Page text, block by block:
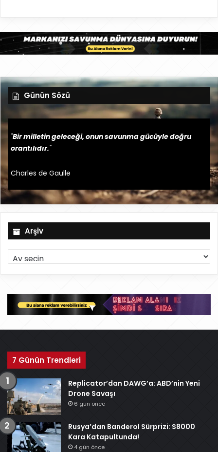
Günün Sözü
"Bir milletin geleceği, onun savunma gücüyle doğru
orantılıdır."
Charles de Gaulle
Arşiv
r
ş
v
7 Günün Trendleri
Replicator’dan DAWG’a: ABD’nin Yeni
Drone Savaşı
6 gün önce
Rusya’dan Banderol Sürprizi: S8000
Kara Katapultunda!
4 gün önce